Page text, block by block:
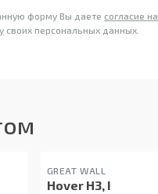
форму Вы даете согласие на
своих персональных данных.
GREAT WALL
Hover H3, I